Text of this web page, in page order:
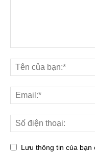
Lưu thông tin của bạn